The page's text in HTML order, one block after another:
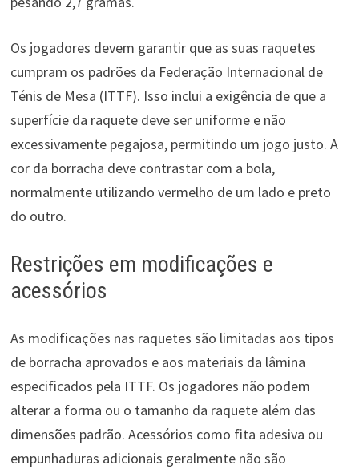
Os jogadores devem garantir que as suas raquetes
cumpram os padrões da Federação Internacional de
Ténis de Mesa (ITTF). Isso inclui a exigência de que a
superfície da raquete deve ser uniforme e não
excessivamente pegajosa, permitindo um jogo justo. A
cor da borracha deve contrastar com a bola,
normalmente utilizando vermelho de um lado e preto
do outro.
Restrições em modificações e
acessórios
As modificações nas raquetes são limitadas aos tipos
de borracha aprovados e aos materiais da lâmina
especificados pela ITTF. Os jogadores não podem
alterar a forma ou o tamanho da raquete além das
dimensões padrão. Acessórios como fita adesiva ou
empunhaduras adicionais geralmente não são